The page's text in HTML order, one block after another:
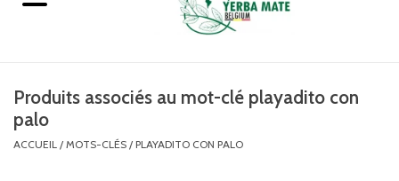
Produits
Info
Produits associés au mot-clé playadito con
palo
ACCUEIL / MOTS-CLÉS / PLAYADITO CON PALO